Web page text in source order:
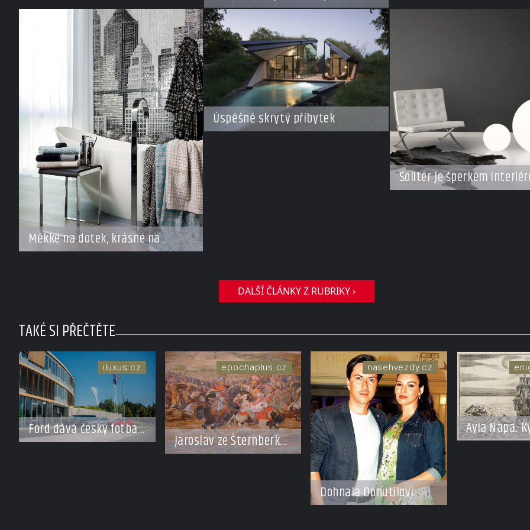
Měkké na dotek, krásné na
pohled
Úspěšně skrytý příbytek
Solitér je šperkem
DALŠÍ ČLÁNKY Z RUBRIKY ›
TAKÉ SI PŘEČTĚTE
Ford dává český fotbal
do pohybu. Stává se
iluxus.cz
Jaroslav ze Šternberka:
Neexistující šlechtic,
epochaplus.cz
Dohnala Donutilovi
přece jen krize
nasehvezdy.cz
Ayia Napa:
vodní